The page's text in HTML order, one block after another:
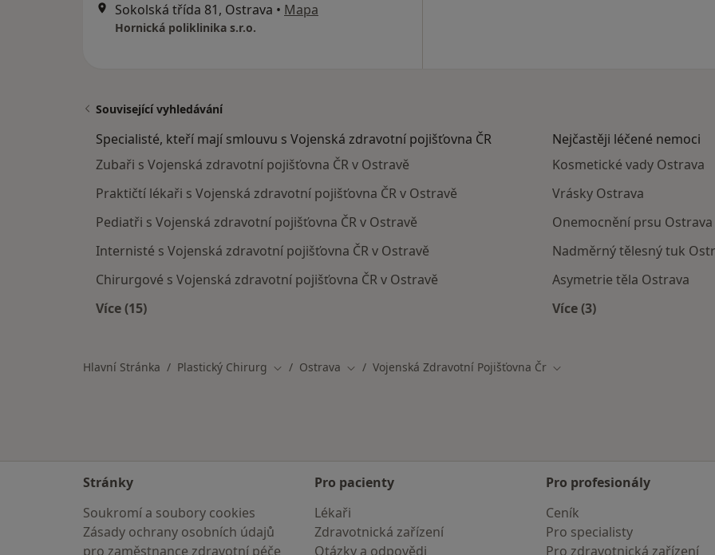
Sokolská třída 81, Ostrava • Mapa
Hornická poliklinika s.r.o.
Související vyhledávání
Specialisté, kteří mají smlouvu s Vojenská zdravotní pojišťovna ČR
Zubaři s Vojenská zdravotní pojišťovna ČR v Ostravě
Praktičtí lékaři s Vojenská zdravotní pojišťovna ČR v Ostravě
Pediatři s Vojenská zdravotní pojišťovna ČR v Ostravě
Internisté s Vojenská zdravotní pojišťovna ČR v Ostravě
Chirurgové s Vojenská zdravotní pojišťovna ČR v Ostravě
Více (15)
Nejčastěji léčené nemoci
Kosmetické vady Ostrava
Vrásky Ostrava
Onemocnění prsu Ostrava
Nadměrný tělesný tuk
Asymetrie těla Ostrava
Více (3)
Hlavní Stránka Plastický Chirurg Změna města
Ostrava Změna města
Vojenská Zdravotní Pojišťovna Čr Změna města
Stránky
Soukromí a soubory cookies
Zásady ochrany osobních údajů
pro zaměstnance zdravotní péče
Pro pacienty
Lékaři
Zdravotnická zařízení
Otázky a odpovědi
Pro profesionály
Ceník
Pro specialisty
Pro zdravotnická zařízení